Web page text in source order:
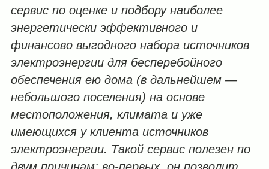
сервис по оценке и подбору наиболее
энергетически эффективного и
финансово выгодного набора источников
электроэнергии для бесперебойного
обеспечения ею дома (в дальнейшем —
небольшого поселения) на основе
местоположения, климата и уже
имеющихся у клиента источников
электроэнергии. Такой сервис полезен по